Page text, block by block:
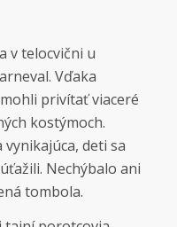
v telocvični u
Vďaka
privítať viaceré
kostýmoch.
deti sa
Nechýbalo ani
tombola.